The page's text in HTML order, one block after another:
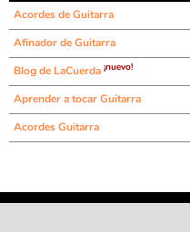
Acordes de Guitarra
Afinador de Guitarra
Blog de LaCuerda ¡nuevo!
Aprender a tocar Guitarra
Acordes Guitarra